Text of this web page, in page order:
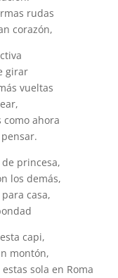
rudas
corazón,
girar
vueltas
ahora
princesa,
los demás,
casa,
capi,
montón,
sola en Roma